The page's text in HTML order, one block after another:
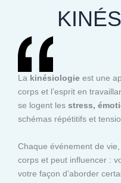
La kinésiologie est une
corps et l’esprit en
se logent les stress,
schémas répétitifs et
Chaque événement de
corps et peut influencer :
votre façon d’aborder